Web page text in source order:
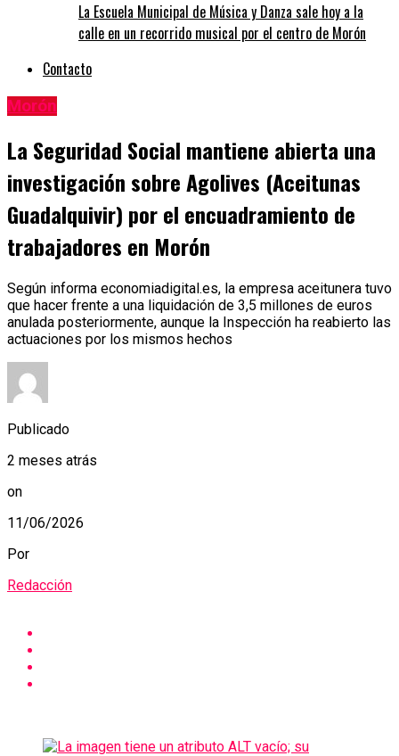
La Escuela Municipal de Música y Danza sale hoy a la
calle en un recorrido musical por el centro de Morón
Contacto
Morón
La Seguridad Social mantiene abierta una
investigación sobre Agolives (Aceitunas
Guadalquivir) por el encuadramiento de
trabajadores en Morón
Según informa economiadigital.es, la empresa aceitunera tuvo
que hacer frente a una liquidación de 3,5 millones de euros
anulada posteriormente, aunque la Inspección ha reabierto las
actuaciones por los mismos hechos
Publicado
2 meses atrás
on
11/06/2026
Por
Redacción